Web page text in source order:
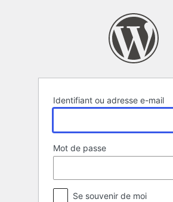
Identifiant ou adresse e-mail
Mot de passe
Se souvenir de moi